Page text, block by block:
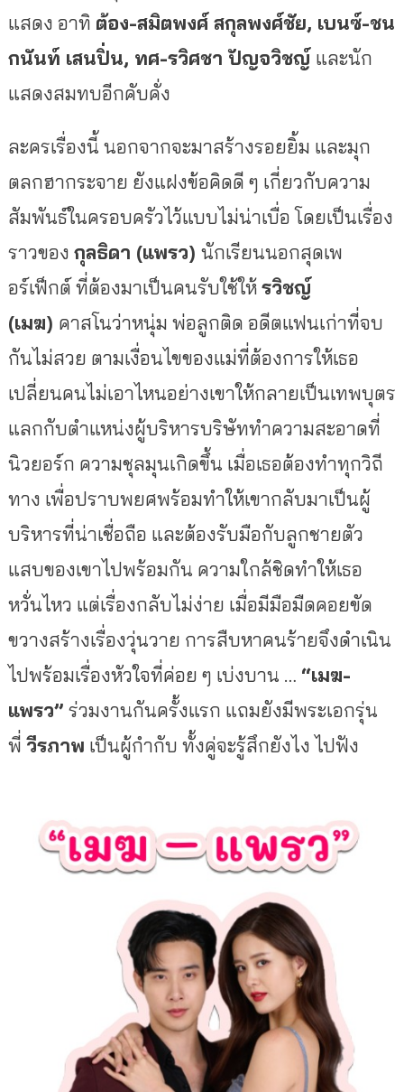
แสดง อาทิ ต้อง-สมิตพงศ์ สกุลพงศ์ชัย, เบนซ์-ชน
กนันท์ เสนปิ่น, ทศ-รวิศชา ปัญจวิชญ์ และนัก
แสดงสมทบอีกคับคั่ง
ละครเรื่องนี้ นอกจากจะมาสร้างรอยยิ้ม และมุก
ตลกฮากระจาย ยังแฝงข้อคิดดี ๆ เกี่ยวกับความ
สัมพันธ์ในครอบครัวไว้แบบไม่น่าเบื่อ โดยเป็นเรื่อง
ราวของ กุลธิดา (แพรว) นักเรียนนอกสุดเพ
อร์เฟ็กต์ ที่ต้องมาเป็นคนรับใช้ให้รวิชญ์
(เมฆ) คาสโนว่าหนุ่ม พ่อลูกติด อดีตแฟนเก่าที่จบ
กันไม่สวย ตามเงื่อนไขของแม่ที่ต้องการให้เธอ
เปลี่ยนคนไม่เอาไหนอย่างเขาให้กลายเป็นเทพบุตร
แลกกับตำแหน่งผู้บริหารบริษัททำความสะอาดที่
นิวยอร์ก ความชุลมุนเกิดขึ้น เมื่อเธอต้องทำทุกวิถี
ทาง เพื่อปราบพยศพร้อมทำให้เขากลับมาเป็นผู้
บริหารที่น่าเชื่อถือ และต้องรับมือกับลูกชายตัว
แสบของเขาไปพร้อมกัน ความใกล้ชิดทำให้เธอ
หวั่นไหว แต่เรื่องกลับไม่ง่าย เมื่อมีมือมืดคอยขัด
ขวางสร้างเรื่องวุ่นวาย การสืบหาคนร้ายจึงดำเนิน
ไปพร้อมเรื่องหัวใจที่ค่อย ๆ เบ่งบาน … “เมฆ-
แพรว” ร่วมงานกันครั้งแรก แถมยังมีพระเอกรุ่น
พี่ วีรภาพ เป็นผู้กำกับ ทั้งคู่จะรู้สึกยังไง ไปฟัง